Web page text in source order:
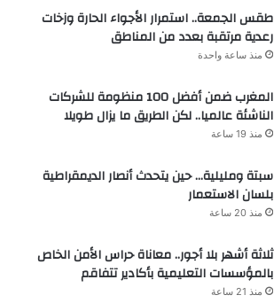
طقس الجمعة.. استمرار الأجواء الحارة وزخات
رعدية مرتقبة بعدد من المناطق
منذ ساعة واحدة
المغرب ضمن أفضل 100 منظومة للشركات
الناشئة عالميا.. لكن الطريق ما يزال طويلا
منذ 19 ساعة
سبتة ومليلية… حين يتحدث أنصار الديمقراطية
بلسان الاستعمار
منذ 20 ساعة
ثلاثة أشهر بلا أجور.. معاناة حراس الأمن الخاص
بالمؤسسات التعليمية بأكادير تتفاقم
منذ 21 ساعة